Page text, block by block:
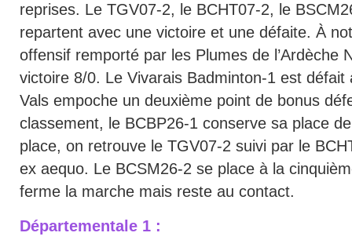
reprises. Le TGV07-2, le BCHT07-2, le
repartent avec une victoire et une défaite. À
offensif remporté par les Plumes de l’Ardèche
victoire 8/0. Le Vivarais Badminton-1 est défait
Vals empoche un deuxième point de bonus
classement, le BCBP26-1 conserve sa place
place, on retrouve le TGV07-2 suivi par le
ex aequo. Le BCSM26-2 se place à la
ferme la marche mais reste au contact.
Départementale 1 :